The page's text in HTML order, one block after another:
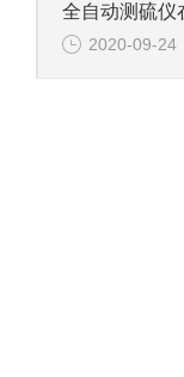
2020-09-24